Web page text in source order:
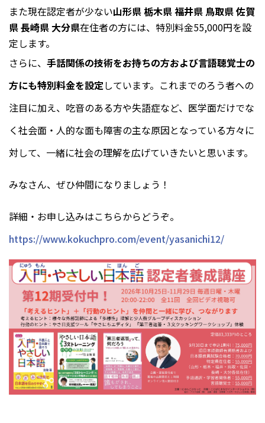
また現在認定者が少ない山形県 栃木県 福井県 鳥取県 佐賀
県 長崎県 大分県在住者の方には、特別料金55,000円を設
定します。
さらに、 手話関係の技術をお持ちの方および言語聴覚士の
方にも特別料金を設定しています。これまでのろう者への
注目に加え、吃音のある方や失語症など、医学面だけでな
く社会面・人的な面も障害の主な原因となっている方々に
対して、一緒に社会の理解を広げていきたいと思います。
みなさん、ぜひ仲間になりましょう！
詳細・お申し込みはこちらからどうぞ。
https://www.kokuchpro.com/event/yasanichi12/